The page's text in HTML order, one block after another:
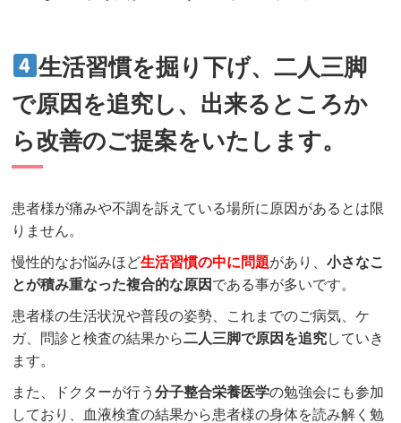
生活習慣を掘り下げ、二人三脚
で原因を追究し、出来るところか
ら改善のご提案をいたします。
患者様が痛みや不調を訴えている場所に原因があるとは限
りません。
慢性的なお悩みほど生活習慣の中に問題があり、小さなこ
とが積み重なった複合的な原因 である事が多いです。
患者様の生活状況や普段の姿勢、これまでのご病気、ケ
ガ、問診と検査の結果から二人三脚で原因を追究していき
ます。
また、ドクターが行う分子整合栄養医学の勉強会にも参加
しており、血液検査の結果から患者様の身体を読み解く勉